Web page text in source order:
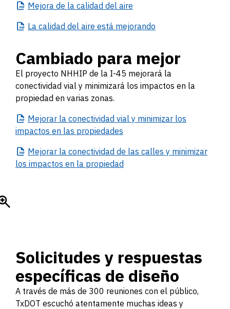
Mejora de la calidad del aire
La calidad del aire está mejorando
Cambiado para mejor
El proyecto NHHIP de la I-45 mejorará la
conectividad vial y minimizará los impactos en la
propiedad en varias zonas.
Mejorar la conectividad vial y minimizar los
impactos en las propiedades
Mejorar la conectividad de las calles y minimizar
los impactos en la propiedad
Solicitudes y respuestas
específicas de diseño
A través de más de 300 reuniones con el público,
TxDOT escuchó atentamente muchas ideas y